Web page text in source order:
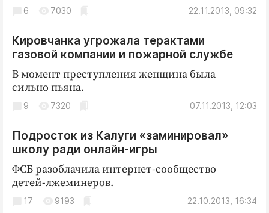
22.11.2013, 09:32
6 7030
Кировчанка угрожала терактами
газовой компании и пожарной службе
В момент преступления женщина была
сильно пьяна.
07.11.2013, 12:03
9 7320
Подросток из Калуги «заминировал»
школу ради онлайн-игры
ФСБ разоблачила интернет-сообщество
детей-лжеминеров.
22.10.2013, 16:34
17 9193